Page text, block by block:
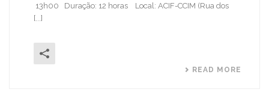
13h00 Duração: 12 horas Local: ACIF-CCIM (Rua dos
[...]
READ MORE